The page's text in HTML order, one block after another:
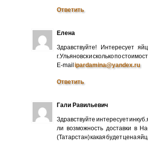
Ответить
Елена
Здравствуйте! Интересует
г.Ульяновск и сколько по
E-mailipardamina@yandex.ru
Ответить
Гали Равильевич
Здравствуйте интересует
ли возможность доставки в
(Татарстан) какая будет цена